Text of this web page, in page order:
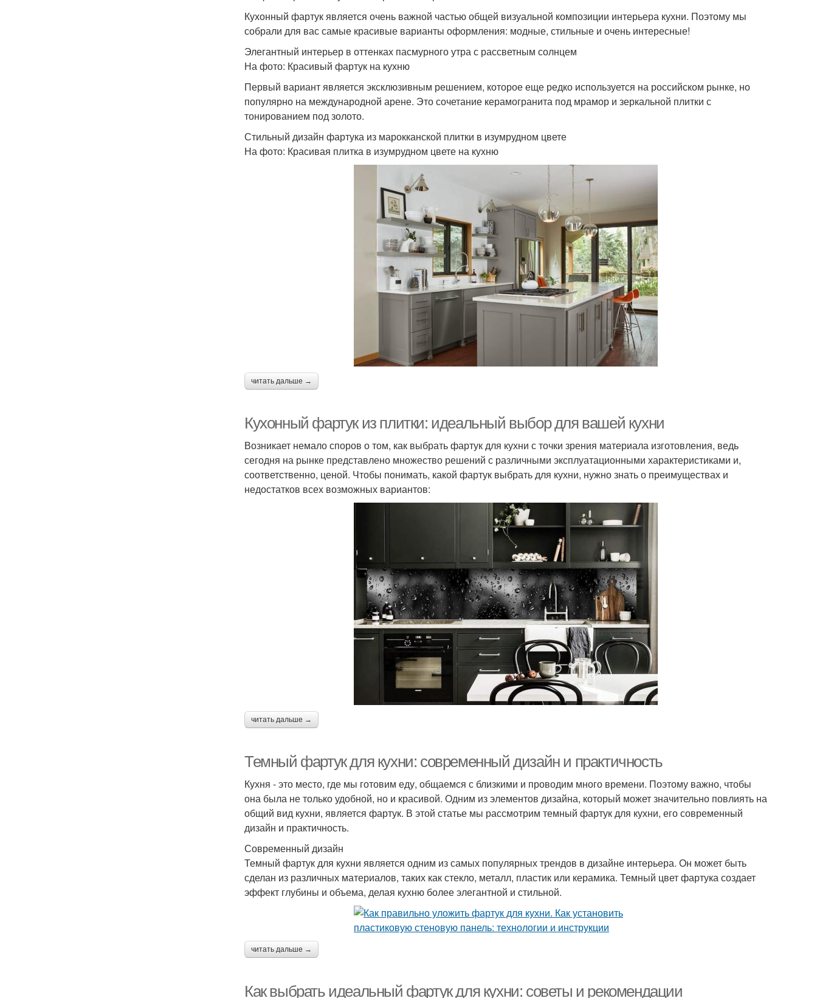
Кухонный фартук является очень важной частью общей визуальной композиции интерьера кухни. Поэтому мы
собрали для вас самые красивые варианты оформления: модные, стильные и очень интересные!
Элегантный интерьер в оттенках пасмурного утра с рассветным солнцем
На фото: Красивый фартук на кухню
Первый вариант является эксклюзивным решением, которое еще редко используется на российском рынке, но
популярно на международной арене. Это сочетание керамогранита под мрамор и зеркальной плитки с
тонированием под золото.
Стильный дизайн фартука из марокканской плитки в изумрудном цвете
На фото: Красивая плитка в изумрудном цвете на кухню
читать дальше →
Кухонный фартук из плитки: идеальный выбор для вашей кухни
Возникает немало споров о том, как выбрать фартук для кухни с точки зрения материала изготовления, ведь
сегодня на рынке представлено множество решений с различными эксплуатационными характеристиками и,
соответственно, ценой. Чтобы понимать, какой фартук выбрать для кухни, нужно знать о преимуществах и
недостатков всех возможных вариантов:
читать дальше →
Темный фартук для кухни: современный дизайн и практичность
Кухня - это место, где мы готовим еду, общаемся с близкими и проводим много времени. Поэтому важно, чтобы
она была не только удобной, но и красивой. Одним из элементов дизайна, который может значительно повлиять на
общий вид кухни, является фартук. В этой статье мы рассмотрим темный фартук для кухни, его современный
дизайн и практичность.
Современный дизайн
Темный фартук для кухни является одним из самых популярных трендов в дизайне интерьера. Он может быть
сделан из различных материалов, таких как стекло, металл, пластик или керамика. Темный цвет фартука создает
эффект глубины и объема, делая кухню более элегантной и стильной.
читать дальше →
Как выбрать идеальный фартук для кухни: советы и рекомендации